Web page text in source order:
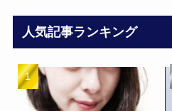
人気記事ランキング